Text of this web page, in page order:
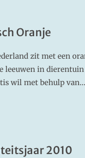
Oranje
zit met een
leeuwen in
wil met behulp van…
2010